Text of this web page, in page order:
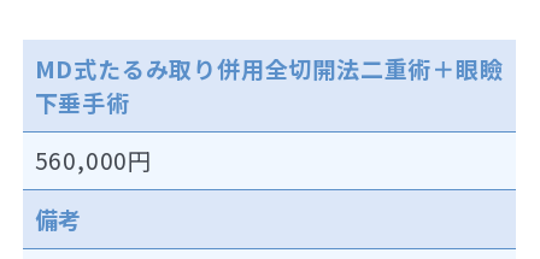
MD式たるみ取り併用全切開法二重術＋眼瞼
下垂手術
560,000円
備考